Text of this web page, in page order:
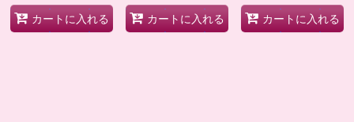
カートに入れる カートに入れる カートに入れる